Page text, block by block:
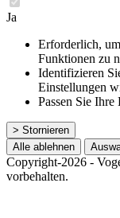
Ja
Erforderlich,
Funktionen zu
Identifizieren
Einstellungen
Passen Sie
> Stornieren
Alle ablehnen
Copyright-2026 -
vorbehalten.